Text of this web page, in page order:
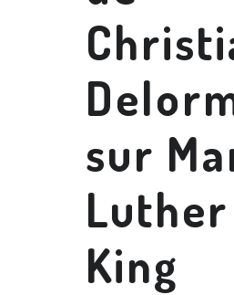
sur
Luther
King